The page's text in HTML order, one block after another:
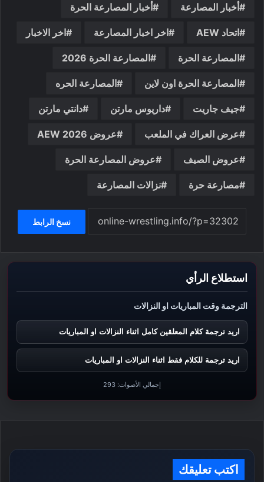
أخبار المصارعة أخبار المصارعة الحرة
اتحاد AEW اخر اخبار المصارعة اخر الاخبار
المصارعة الحرة المصارعة الحرة 2026
المصارعة الحرة اون لاين المصارعة الحره
جيف جاريت داريوس مارتن دانتي مارتن
عرض العراك في الملعب عروض AEW 2026
عروض الصيف عروض المصارعة الحرة
مصارعة حرة نزالات المصارعة
نسخ الرابط
استطلاع الرأي
الترجمة وقت المباريات او النزالات
اريد ترجمة كلام المعلقين كامل اثناء النزالات او المباريات
اريد ترجمة للكلام فقط اثناء النزالات او المباريات
إجمالي الأصوات: 293
اكتب تعليقك